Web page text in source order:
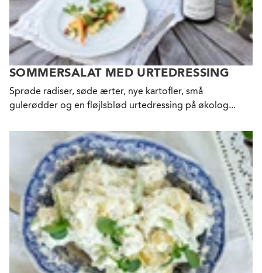
SOMMERSALAT MED URTEDRESSING
Sprøde radiser, søde ærter, nye kartofler, små
gulerødder og en fløjlsblød urtedressing på økolog...